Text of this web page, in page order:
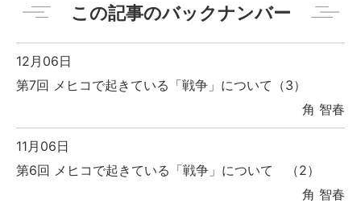
この記事のバックナンバー
12月06日
第7回 メヒコで起きている「戦争」について（3）
角 智春
11月06日
第6回 メヒコで起きている「戦争」について （2）
角 智春